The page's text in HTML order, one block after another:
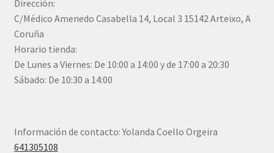
Dirección:
C/Médico Amenedo Casabella 14, Local 3 15142 Arteixo, A
Coruña
Horario tienda:
De Lunes a Viernes: De 10:00 a 14:00 y de 17:00 a 20:30
Sábado: De 10:30 a 14:00
Información de contacto: Yolanda Coello Orgeira
641305108